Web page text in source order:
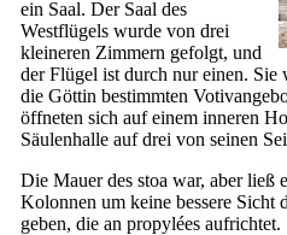
ein Saal. Der Saal des
Westflügels wurde von drei
kleineren Zimmern gefolgt, und
der Flügel ist durch nur einen.
die Göttin bestimmten
öffneten sich auf einem inneren
Säulenhalle auf drei von seinen
Die Mauer des stoa war, aber ließ
Kolonnen um keine bessere Sicht
geben, die an propylées aufrichtet.